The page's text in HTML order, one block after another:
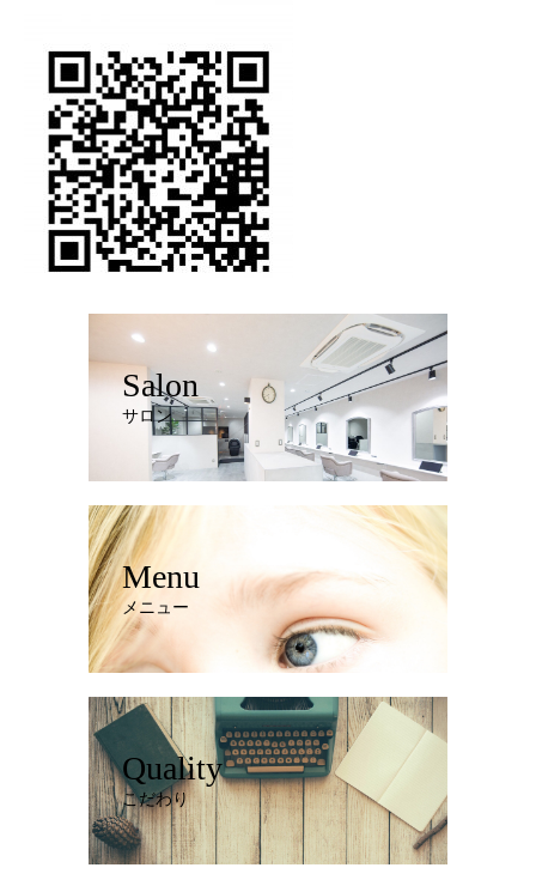
Salon
サロン
Menu
メニュー
Quality
こだわり